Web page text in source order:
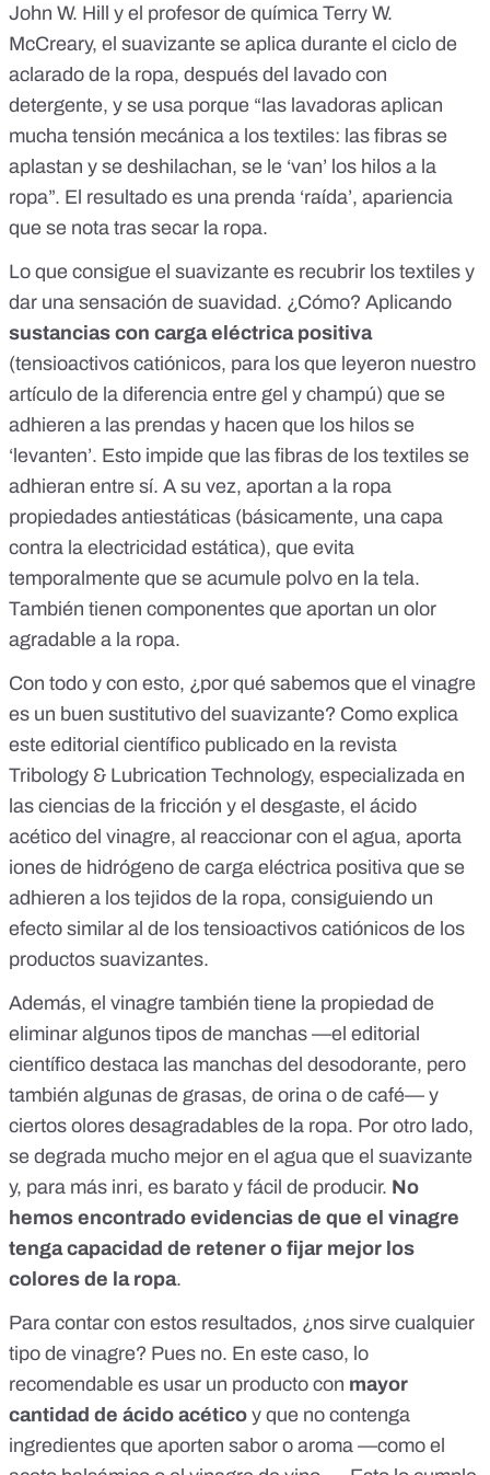
John W. Hill y el profesor de química Terry W.
McCreary, el suavizante se aplica durante el ciclo de
aclarado de la ropa, después del lavado con
detergente, y se usa porque “las lavadoras aplican
mucha tensión mecánica a los textiles: las fibras se
aplastan y se deshilachan, se le ‘van’ los hilos a la
ropa”. El resultado es una prenda ‘raída’, apariencia
que se nota tras secar la ropa.
Lo que consigue el suavizante es recubrir los textiles y
dar una sensación de suavidad. ¿Cómo? Aplicando
sustancias con carga eléctrica positiva
(tensioactivos catiónicos, para los que leyeron nuestro
artículo de la diferencia entre gel y champú) que se
adhieren a las prendas y hacen que los hilos se
‘levanten’. Esto impide que las fibras de los textiles se
adhieran entre sí. A su vez, aportan a la ropa
propiedades antiestáticas (básicamente, una capa
contra la electricidad estática), que evita
temporalmente que se acumule polvo en la tela.
También tienen componentes que aportan un olor
agradable a la ropa.
Con todo y con esto, ¿por qué sabemos que el vinagre
es un buen sustitutivo del suavizante? Como explica
este editorial científico publicado en la revista
Tribology & Lubrication Technology, especializada en
las ciencias de la fricción y el desgaste, el ácido
acético del vinagre, al reaccionar con el agua, aporta
iones de hidrógeno de carga eléctrica positiva que se
adhieren a los tejidos de la ropa, consiguiendo un
efecto similar al de los tensioactivos catiónicos de los
productos suavizantes.
Además, el vinagre también tiene la propiedad de
eliminar algunos tipos de manchas —el editorial
científico destaca las manchas del desodorante, pero
también algunas de grasas, de orina o de café— y
ciertos olores desagradables de la ropa. Por otro lado,
se degrada mucho mejor en el agua que el suavizante
y, para más inri, es barato y fácil de producir. No
hemos encontrado evidencias de que el vinagre
tenga capacidad de retener o fijar mejor los
colores de la ropa.
Para contar con estos resultados, ¿nos sirve cualquier
tipo de vinagre? Pues no. En este caso, lo
recomendable es usar un producto con mayor
cantidad de ácido acético y que no contenga
ingredientes que aporten sabor o aroma —como el